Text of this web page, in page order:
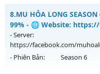
Thể loại: Mu Custom thêm
Antihack: UKG
MU HỎA LONG 6.9.1 -
Mu mới ra tháng 07 2026
https://facebook.com/
29/07/2626
Exp: 9999x - Drop: 20%
8.MU HỎA LONG
99% - 🌐 Website:
- Server:
https://facebook.com/
- Phiên Bản: Season 6